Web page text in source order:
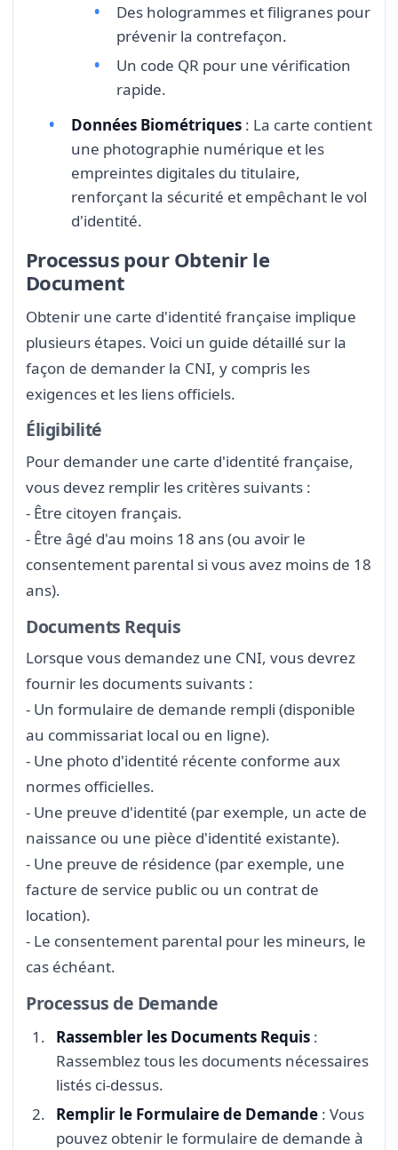
Des hologrammes et filigranes pour
prévenir la contrefaçon.
Un code QR pour une vérification
rapide.
Données Biométriques : La carte contient
une photographie numérique et les
empreintes digitales du titulaire,
renforçant la sécurité et empêchant le vol
d'identité.
Processus pour Obtenir le
Document
Obtenir une carte d'identité française implique
plusieurs étapes. Voici un guide détaillé sur la
façon de demander la CNI, y compris les
exigences et les liens officiels.
Éligibilité
Pour demander une carte d'identité française,
vous devez remplir les critères suivants :
- Être citoyen français.
- Être âgé d'au moins 18 ans (ou avoir le
consentement parental si vous avez moins de 18
ans).
Documents Requis
Lorsque vous demandez une CNI, vous devrez
fournir les documents suivants :
- Un formulaire de demande rempli (disponible
au commissariat local ou en ligne).
- Une photo d'identité récente conforme aux
normes officielles.
- Une preuve d'identité (par exemple, un acte de
naissance ou une pièce d'identité existante).
- Une preuve de résidence (par exemple, une
facture de service public ou un contrat de
location).
- Le consentement parental pour les mineurs, le
cas échéant.
Processus de Demande
Rassembler les Documents Requis :
Rassemblez tous les documents nécessaires
listés ci-dessus.
Remplir le Formulaire de Demande : Vous
pouvez obtenir le formulaire de demande à